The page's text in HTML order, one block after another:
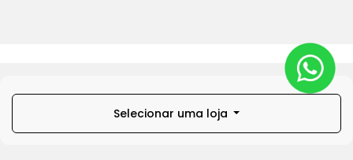
Selecionar uma loja